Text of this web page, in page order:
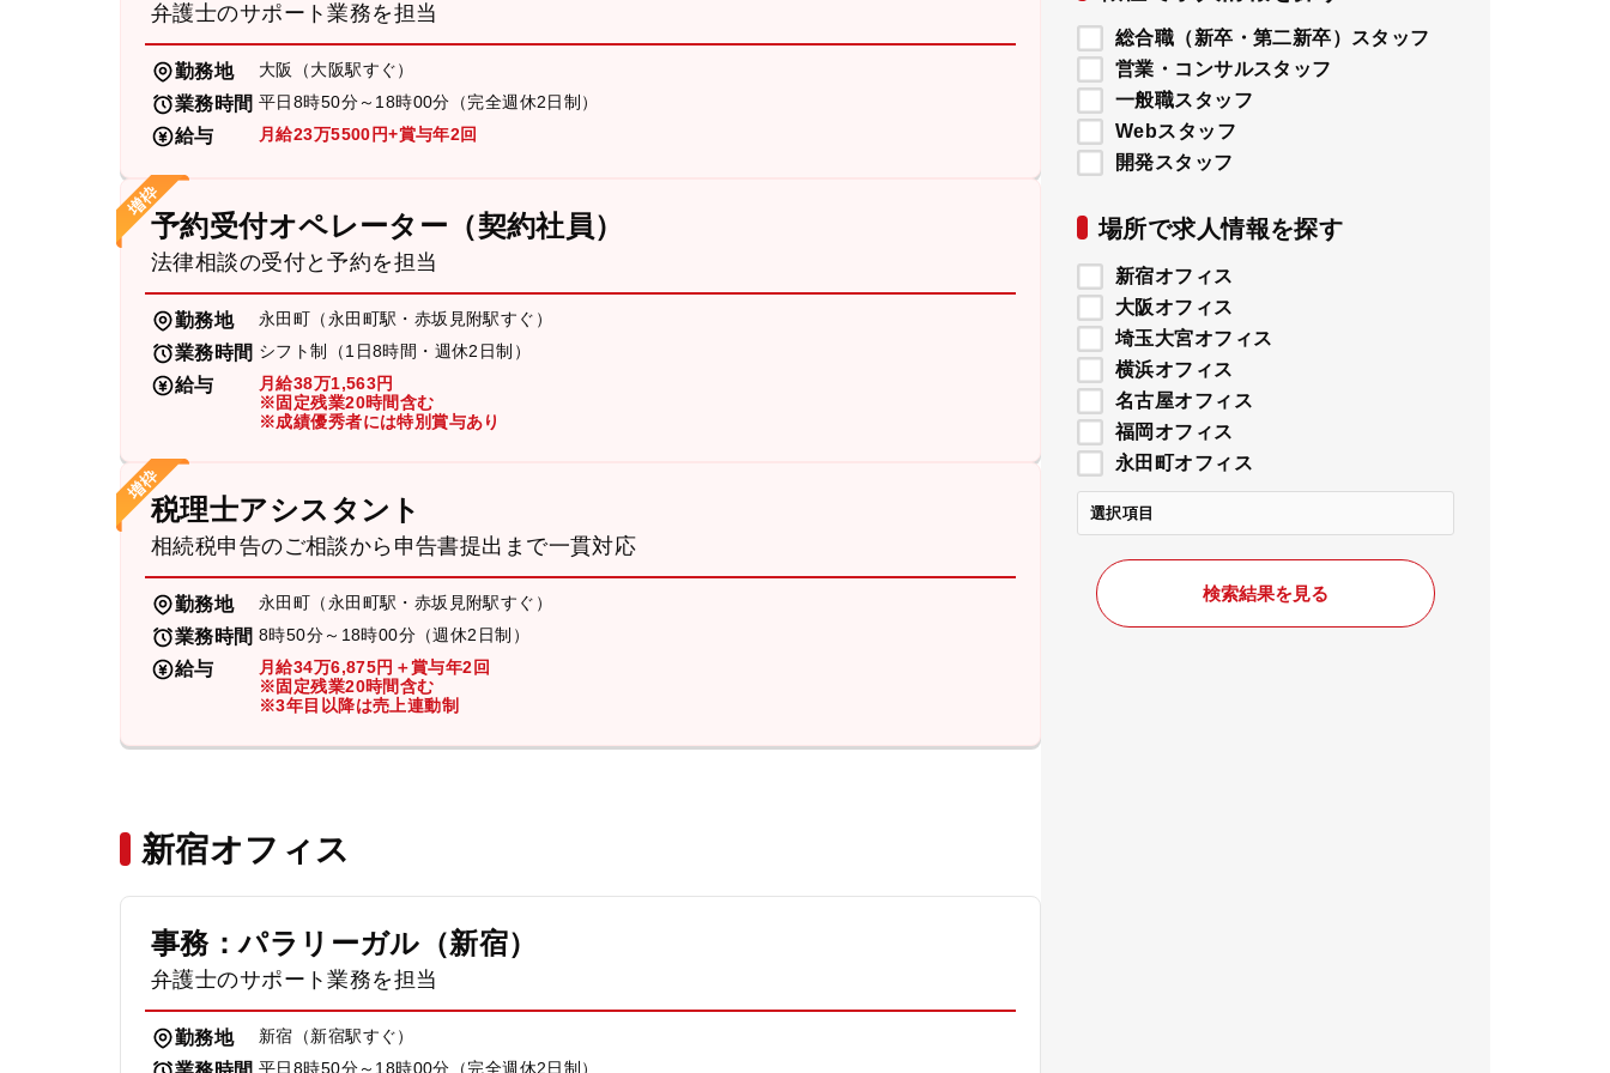
総合職（新卒・第二新卒）スタッフ
営業・コンサルスタッフ
一般職スタッフ
Webスタッフ
開発スタッフ
場所で求人情報を探す
新宿オフィス
大阪オフィス
埼玉大宮オフィス
横浜オフィス
名古屋オフィス
福岡オフィス
永田町オフィス
選択項目
検索結果を見る
弁護士のサポート業務を担当
勤務地 大阪（大阪駅すぐ）
業務時間 平日8時50分～18時00分（完全週休2日制）
給与 月給23万5500円+賞与年2回
予約受付オペレーター（契約社員）
法律相談の受付と予約を担当
勤務地 永田町（永田町駅・赤坂見附駅すぐ）
業務時間 シフト制（1日8時間・週休2日制）
給与
月給38万1,563円
※固定残業20時間含む
※成績優秀者には特別賞与あり
税理士アシスタント
相続税申告のご相談から申告書提出まで一貫対応
勤務地 永田町（永田町駅・赤坂見附駅すぐ）
業務時間 8時50分～18時00分（週休2日制）
給与
月給34万6,875円＋賞与年2回
※固定残業20時間含む
※3年目以降は売上連動制
新宿オフィス
事務：パラリーガル（新宿）
弁護士のサポート業務を担当
勤務地 新宿（新宿駅すぐ）
平日8時50分～18時00分（完全週休2日制）